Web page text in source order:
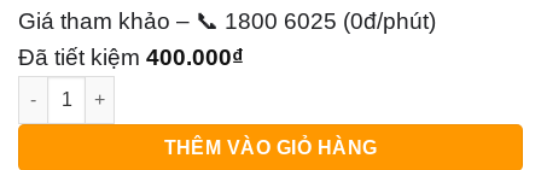
gốc
là:
hiện
tại
300.000₫.
Giá tham khảo – 📞 1800 6025 (0đ/phút)
Đã tiết kiệm 400.000₫
Webcam Laptop Samsung ATIV Book 7 NP740U3E - Sửa Lấy
THÊM VÀO GIỎ HÀNG